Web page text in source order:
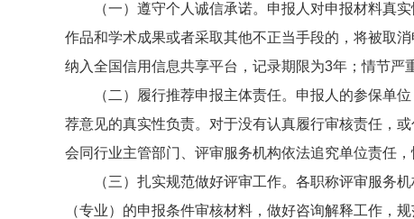
（一）遵守个人诚信承诺。申报人对申报材料真
作品和学术成果或者采取其他不正当手段的，将被取
纳入全国信用信息共享平台，记录期限为3年；情节严
（二）履行推荐申报主体责任。申报人的参保单
荐意见的真实性负责。对于没有认真履行审核责任，
会同行业主管部门、评审服务机构依法追究单位责任
（三）扎实规范做好评审工作。各职称评审服务
（专业）的申报条件审核材料，做好咨询解释工作，